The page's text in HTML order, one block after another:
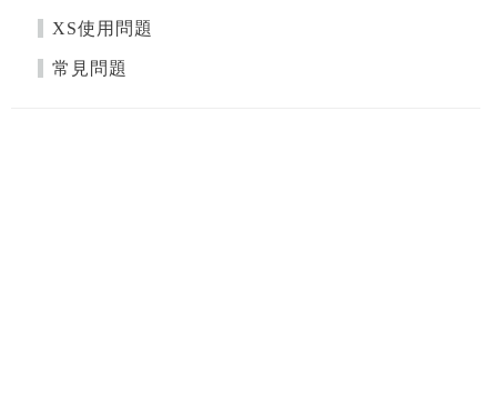
XS使用問題
常見問題